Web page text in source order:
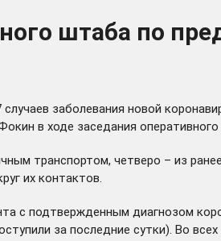
штаба по
заболевания новой
в ходе заседания
транспортом, четверо ­– из
их контактов.
с подтвержденным диагнозом
за последние сутки). Во